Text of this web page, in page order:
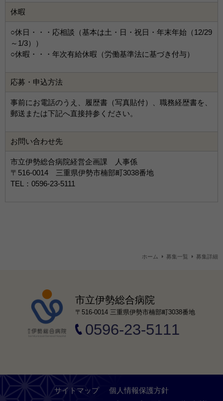
休暇
○休日・・・応相談（基本は土・日・祝日・年末年始（12/29
～1/3））
○休暇・・・年次有給休暇（労働基準法に基づき付与）
応募・申込方法
事前にお電話のうえ、履歴書（写真貼付）、職務経歴書を、
郵送または下記へ直接持参ください。
お問い合わせ先
市立伊勢総合病院経営企画課 人事係
〒516-0014 三重県伊勢市楠部町3038番地
TEL：0596-23-5111
ホーム 募集一覧 募集詳細
市立伊勢総合病院
〒516-0014 三重県伊勢市楠部町3038番地
0596-23-5111
サイトマップ 個人情報保護方針